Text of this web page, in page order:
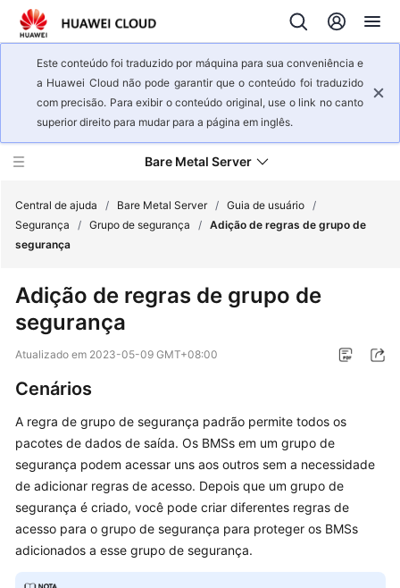
Este conteúdo foi traduzido por máquina para sua conveniência e
a Huawei Cloud não pode garantir que o conteúdo foi traduzido
com precisão. Para exibir o conteúdo original, use o link no canto
superior direito para mudar para a página em inglês.
Bare Metal Server
de
serviço
Primeiros
passos
Guia
de
usuário
Operações
Central de ajuda / Bare Metal Server / Guia de usuário /
Segurança
/ Grupo de segurança / Adição de regras de grupo de
segurança
Adição de regras de grupo de
segurança
Atualizado em 2023-05-09 GMT+08:00
Cenários
A regra de grupo de segurança padrão permite todos os
pacotes de dados de saída. Os BMSs em um grupo de
segurança podem acessar uns aos outros sem a necessidade
de adicionar regras de acesso. Depois que um grupo de
segurança é criado, você pode criar diferentes regras de
acesso para o grupo de segurança para proteger os BMSs
adicionados a esse grupo de segurança.